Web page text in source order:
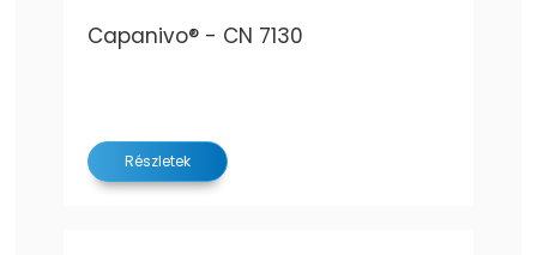
Capanivo® - CN 7130
Részletek